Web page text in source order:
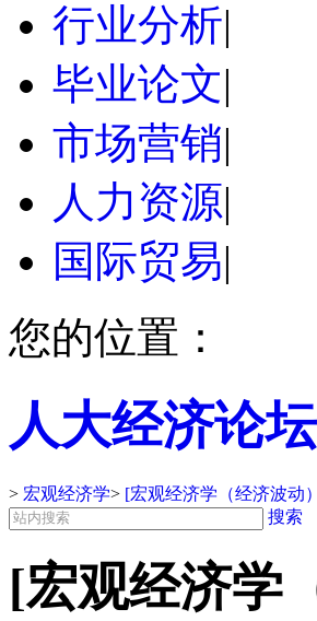
行业分析|
毕业论文|
市场营销|
人力资源|
国际贸易|
您的位置：
人大经济论坛
> 宏观经济学> [宏观经济学（经济波动
搜索
[宏观经济学